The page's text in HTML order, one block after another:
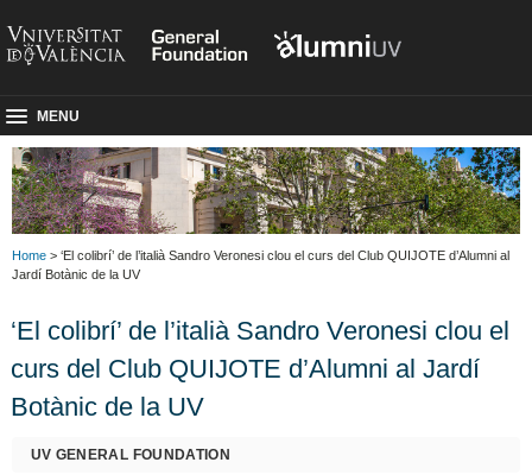
MENU
Home > ‘El colibrí’ de l’italià Sandro Veronesi clou el curs del Club QUIJOTE d’Alumni al
Jardí Botànic de la UV
‘El colibrí’ de l’italià Sandro Veronesi clou el
curs del Club QUIJOTE d’Alumni al Jardí
Botànic de la UV
UV GENERAL FOUNDATION